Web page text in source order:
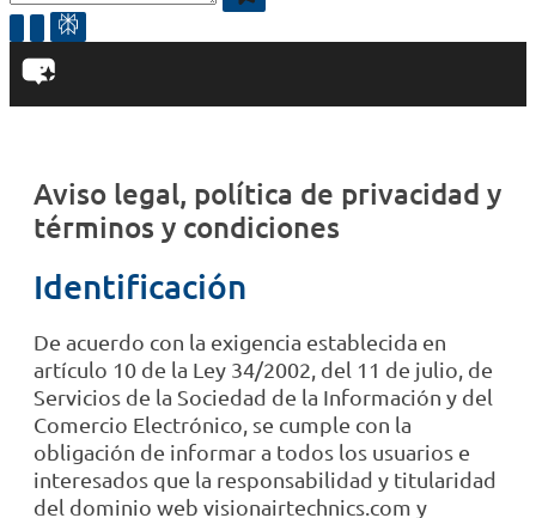
Aviso legal, política de privacidad y
términos y condiciones
Identificación
De acuerdo con la exigencia establecida en
artículo 10 de la Ley 34/2002, del 11 de julio, de
Servicios de la Sociedad de la Información y del
Comercio Electrónico, se cumple con la
obligación de informar a todos los usuarios e
interesados que la responsabilidad y titularidad
del dominio web visionairtechnics.com y